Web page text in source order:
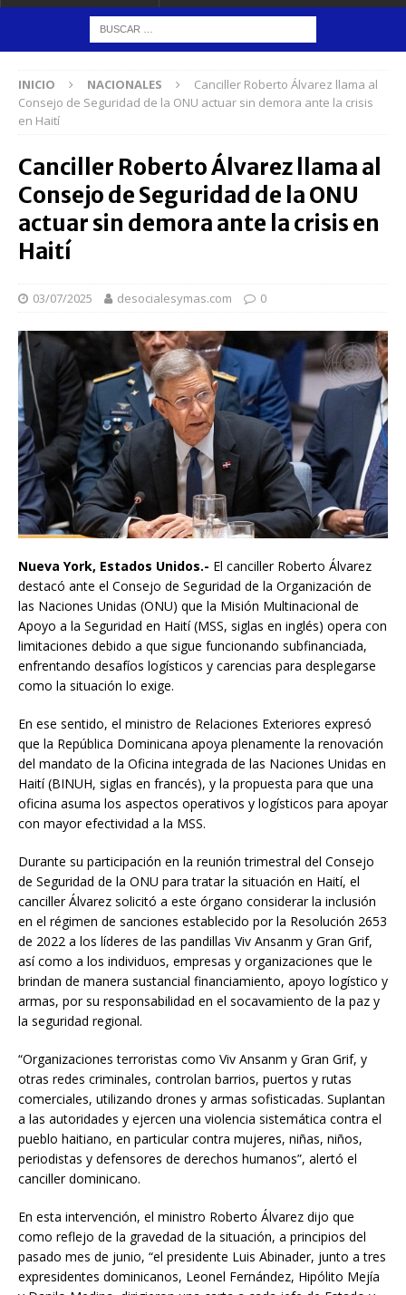
INICIO NACIONALES
Canciller Roberto Álvarez llama al
Consejo de Seguridad de la ONU actuar sin demora ante la crisis
en Haití
Canciller Roberto Álvarez llama al
Consejo de Seguridad de la ONU
actuar sin demora ante la crisis en
Haití
03/07/2025 desocialesymas.com 0
Nueva York, Estados Unidos.- El canciller Roberto Álvarez
destacó ante el Consejo de Seguridad de la Organización de
las Naciones Unidas (ONU) que la Misión Multinacional de
Apoyo a la Seguridad en Haití (MSS, siglas en inglés) opera con
limitaciones debido a que sigue funcionando subfinanciada,
enfrentando desafíos logísticos y carencias para desplegarse
como la situación lo exige.
En ese sentido, el ministro de Relaciones Exteriores expresó
que la República Dominicana apoya plenamente la renovación
del mandato de la Oficina integrada de las Naciones Unidas en
Haití (BINUH, siglas en francés), y la propuesta para que una
oficina asuma los aspectos operativos y logísticos para apoyar
con mayor efectividad a la MSS.
Durante su participación en la reunión trimestral del Consejo
de Seguridad de la ONU para tratar la situación en Haití, el
canciller Álvarez solicitó a este órgano considerar la inclusión
en el régimen de sanciones establecido por la Resolución 2653
de 2022 a los líderes de las pandillas Viv Ansanm y Gran Grif,
así como a los individuos, empresas y organizaciones que le
brindan de manera sustancial financiamiento, apoyo logístico y
armas, por su responsabilidad en el socavamiento de la paz y
la seguridad regional.
“Organizaciones terroristas como Viv Ansanm y Gran Grif, y
otras redes criminales, controlan barrios, puertos y rutas
comerciales, utilizando drones y armas sofisticadas. Suplantan
a las autoridades y ejercen una violencia sistemática contra el
pueblo haitiano, en particular contra mujeres, niñas, niños,
periodistas y defensores de derechos humanos”, alertó el
canciller dominicano.
En esta intervención, el ministro Roberto Álvarez dijo que
como reflejo de la gravedad de la situación, a principios del
pasado mes de junio, “el presidente Luis Abinader, junto a tres
expresidentes dominicanos, Leonel Fernández, Hipólito Mejía